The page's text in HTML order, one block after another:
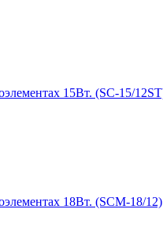
15Вт. (SC-15/
18Вт. (SCM-18/12)